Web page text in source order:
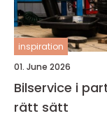
inspiration
01. June 2026
Bilservice i partille så tar du hand
rätt sätt